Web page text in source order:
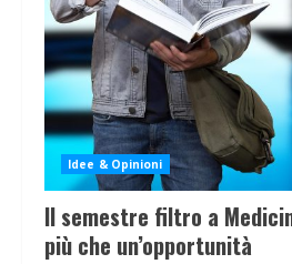
Idee & Opinioni
Il semestre filtro a
più che un’opportunità